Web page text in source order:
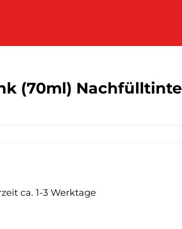
(70ml) Nachfülltinte
ca. 1-3 Werktage